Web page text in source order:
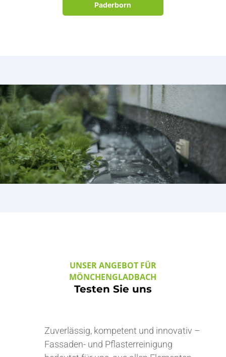
Paderborn
UNSER ANGEBOT FÜR
MÖNCHENGLADBACH
Testen Sie uns
Zuverlässig, kompetent und innovativ –
Fassaden- und Pflasterreinigung